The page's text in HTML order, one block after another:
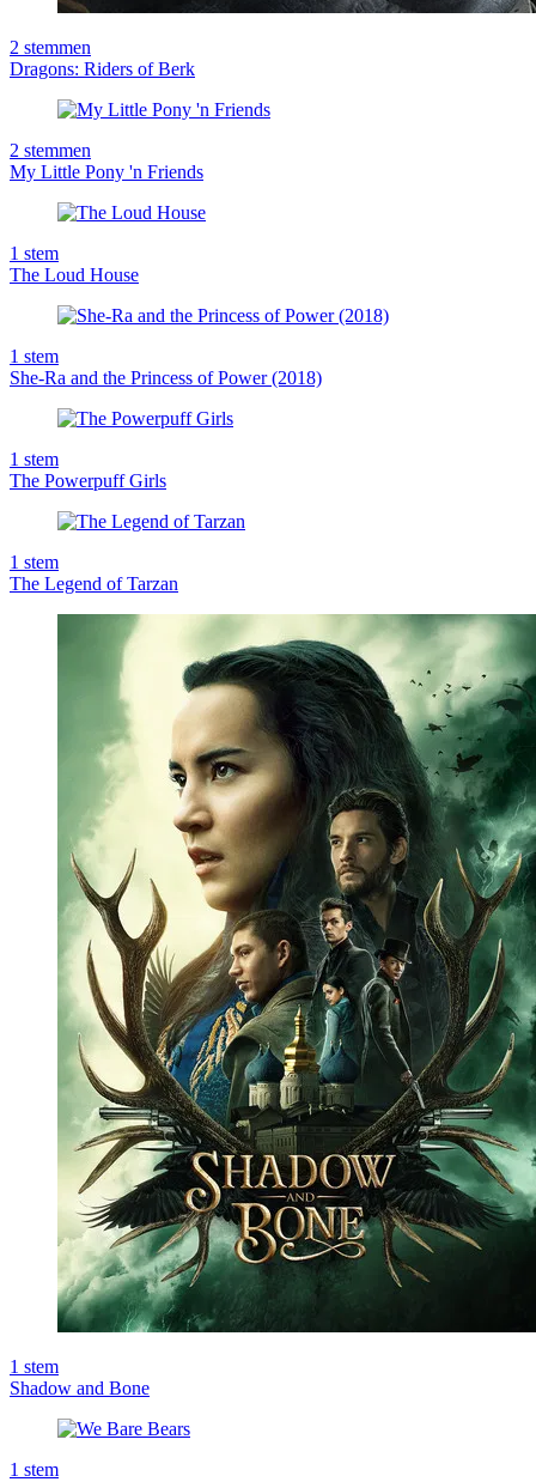
2 stemmen
Dragons: Riders of Berk
2 stemmen
My Little Pony 'n Friends
1 stem
The Loud House
1 stem
She-Ra and the Princess of Power (2018)
1 stem
The Powerpuff Girls
1 stem
The Legend of Tarzan
1 stem
Shadow and Bone
1 stem